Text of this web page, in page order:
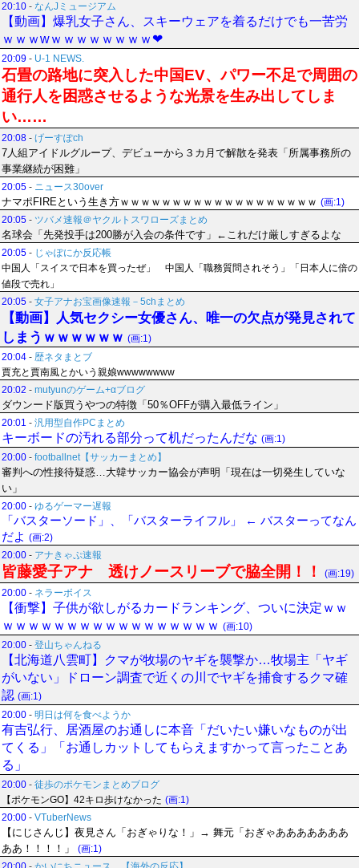
20:10 - なんJミュージアム
【動画】爆乳女子さん、スキーウェアを着るだけでも一苦労
ｗｗｗwｗｗｗｗｗｗｗｗ❤
20:09 - U-1 NEWS.
石畳の路地に突入した中国EV、パワー不足で周囲の
通行人を困惑させるような光景を生み出してしま
い……
20:08 - げーすぽch
7人組アイドルグループ、デビューから３カ月で解散を発表「所属事務所の
事業継続が困難」
20:05 - ニュース30over
ナマポFIREという生き方ｗｗｗｗｗｗｗｗｗｗｗｗｗｗｗｗｗｗｗ (画:1)
20:05 - ツバメ速報＠ヤクルトスワローズまとめ
名球会「先発投手は200勝が入会の条件です」←これだけ厳しすぎるよな
20:05 - じゃぽにか反応帳
中国人「スイスで日本を買ったぜ」 中国人「職務質問されそう」「日本人に倍の
値段で売れ」
20:05 - 女子アナお宝画像速報－5chまとめ
【動画】人気セクシー女優さん、唯一の欠点が発見されて
しまうｗｗｗｗｗｗ (画:1)
20:04 - 歴ネタまとブ
賈充と賈南風とかいう親娘wwwwwwww
20:02 - mutyunのゲーム+αブログ
ダウンード版買うやつの特徴「50％OFFが購入最低ライン」
20:01 - 汎用型自作PCまとめ
キーボードの汚れる部分って机だったんだな (画:1)
20:00 - footballnet【サッカーまとめ】
審判への性接待疑惑…大韓サッカー協会が声明「現在は一切発生していな
い」
20:00 - ゆるゲーマー遅報
「バスターソード」、「バスターライフル」 ← バスターってなん
だよ (画:2)
20:00 - アナきゃぷ速報
皆藤愛子アナ 透けノースリーブで脇全開！！
(画:19)
20:00 - ネラーボイス
【衝撃】子供が欲しがるカードランキング、ついに決定ｗｗ
ｗｗｗｗｗｗｗｗｗｗｗｗｗｗｗｗｗ (画:10)
20:00 - 登山ちゃんねる
【北海道八雲町】クマが牧場のヤギを襲撃か…牧場主「ヤギ
がいない」ドローン調査で近くの川でヤギを捕食するクマ確
認 (画:1)
20:00 - 明日は何を食べようか
有吉弘行、居酒屋のお通しに本音「だいたい嫌いなものが出
てくる」「お通しカットしてもらえますかって言ったことあ
る」
20:00 - 徒歩のポケモンまとめブログ
【ポケモンGO】42キロ歩けなかった (画:1)
20:00 - VTuberNews
【にじさんじ】夜見さん「おぎゃりな！」→ 舞元「おぎゃあああああああ
ああ！！！！」
(画:1)